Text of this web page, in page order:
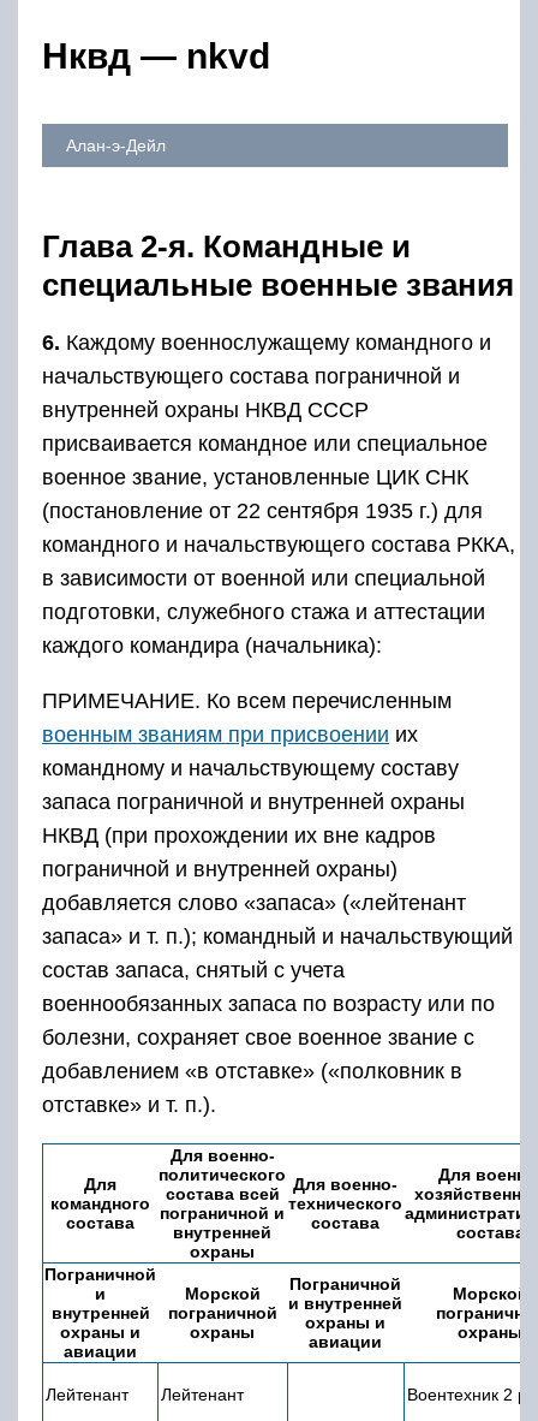
Нквд — nkvd
Алан-э-Дейл
Глава 2-я. Командные и
специальные военные звания
6. Каждому военнослужащему командного и
начальствующего состава пограничной и
внутренней охраны НКВД СССР
присваивается командное или специальное
военное звание, установленные ЦИК СНК
(постановление от 22 сентября 1935 г.) для
командного и начальствующего состава РККА,
в зависимости от военной или специальной
подготовки, служебного стажа и аттестации
каждого командира (начальника):
ПРИМЕЧАНИЕ. Ко всем перечисленным
военным званиям при присвоении их
командному и начальствующему составу
запаса пограничной и внутренней охраны
НКВД (при прохождении их вне кадров
пограничной и внутренней охраны)
добавляется слово «запаса» («лейтенант
запаса» и т. п.); командный и начальствующий
состав запаса, снятый с учета
военнообязанных запаса по возрасту или по
болезни, сохраняет свое военное звание с
добавлением «в отставке» («полковник в
отставке» и т. п.).
Для
командного
состава
Для военно-
политического
состава всей
пограничной и
внутренней
охраны
Для военно-
технического
состава
Для
состава
Пограничной
и
внутренней
охраны и
авиации
Морской
пограничной
охраны
Пограничной
и внутренней
охраны и
авиации
Морской
охраны
Лейтенант Лейтенант Воентехник 2